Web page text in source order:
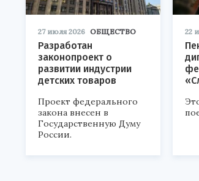
27 июля 2026 ОБЩЕСТВО
Разработан
законопроект о
развитии индустрии
детских товаров
Проект федерального
закона внесен в
Государственную Думу
России.
22